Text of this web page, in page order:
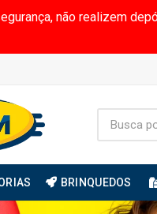
não realizem
BRINQUEDOS